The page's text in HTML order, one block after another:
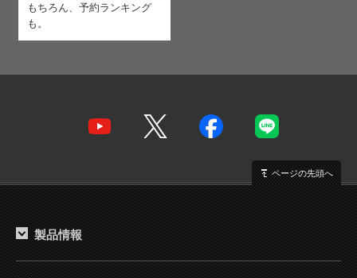
もちろん、予約ランキング
も。
ページの先頭へ
製品情報